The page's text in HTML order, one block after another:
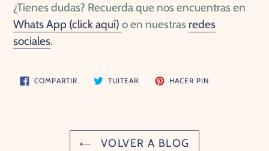
¿Tienes dudas? Recuerda que nos encuentras en
Whats App (click aquí) o en nuestras redes
sociales.
COMPARTIRCOMPARTIR
EN
TUITEAR TUITEAR HACER PINPINEAR
EN
VOLVER A BLOG